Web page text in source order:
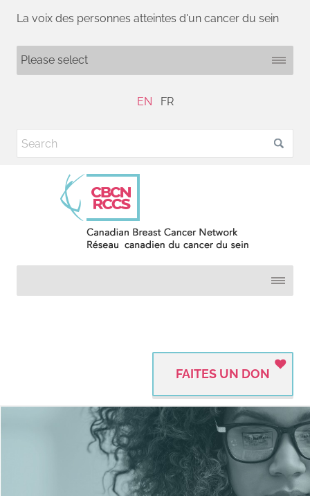
La voix des personnes atteintes d'un cancer du sein
EN FR
FAITES UN DON